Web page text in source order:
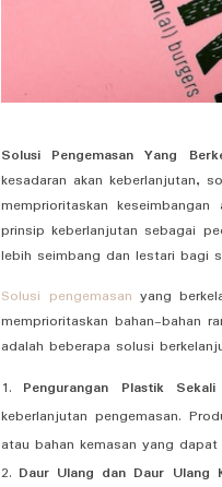
Solusi Pengemasan Yang
kesadaran akan keberlanjutan,
memprioritaskan
prinsip keberlanjutan sebagai
lebih seimbang dan lestari bagi
Solusi pengemasan yang
memprioritaskan bahan-bahan
adalah beberapa solusi
Pengurangan Plastik
keberlanjutan pengemasan.
atau bahan kemasan yang
Daur Ulang dan Daur Ulang